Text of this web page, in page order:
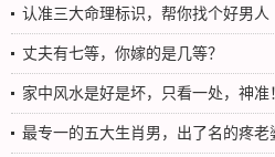
认准三大命理标识，帮你找个好男人
丈夫有七等，你嫁的是几等？
家中风水是好是坏，只看一处，神准！
最专一的五大生肖男，出了名的疼老